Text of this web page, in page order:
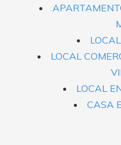
LOCAL
LOCAL
CASA